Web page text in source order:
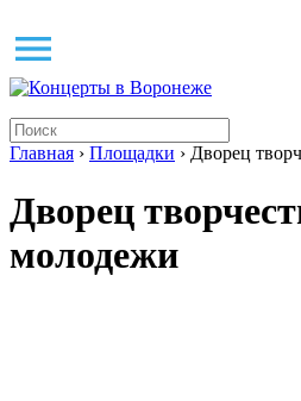
Главная › Площадки › Дворец
Дворец
молодежи